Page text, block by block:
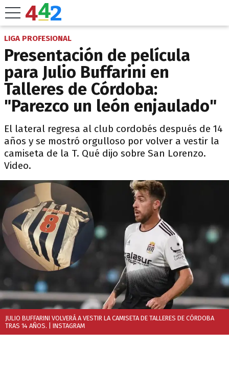
LIGA PROFESIONAL
Presentación de película
para Julio Buffarini en
Talleres de Córdoba:
"Parezco un león enjaulado"
El lateral regresa al club cordobés después de 14
años y se mostró orgulloso por volver a vestir la
camiseta de la T. Qué dijo sobre San Lorenzo.
Video.
JULIO BUFFARINI VOLVERÁ A VESTIR LA CAMISETA DE TALLERES DE CÓRDOBA
TRAS 14 AÑOS. | INSTAGRAM